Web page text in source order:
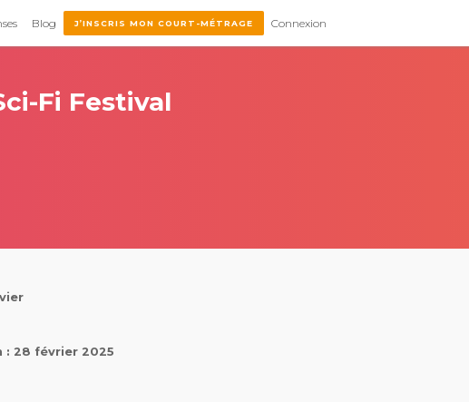
Blog J’INSCRIS MON COURT-MÉTRAGE Connexion
Fi Festival
28 février 2025